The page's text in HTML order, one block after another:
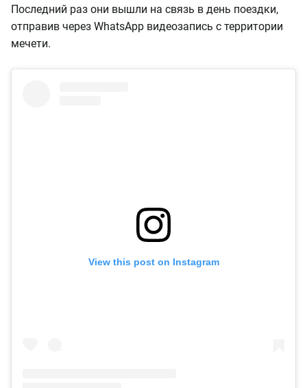
Последний раз они вышли на связь в день поездки,
отправив через WhatsApp видеозапись с территории
мечети.
View this post on Instagram